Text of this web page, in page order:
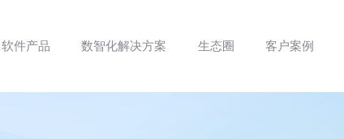
软件产品 数智化解决方案 生态圈 客户案例